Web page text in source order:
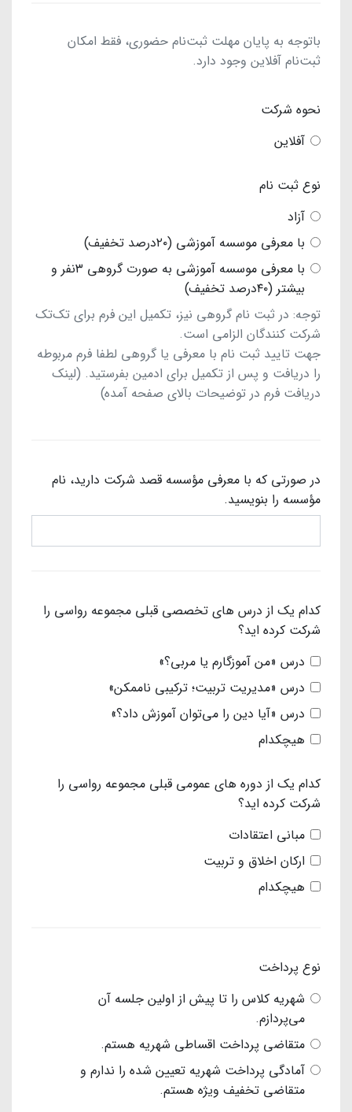
باتوجه به پایان مهلت ثبت‌نام حضوری، فقط امکان
ثبت‌نام آفلاین وجود دارد.
نحوه شرکت
آفلاین
نوع ثبت نام
آزاد
با معرفی موسسه آموزشی (۲۰درصد تخفیف)
با معرفی موسسه آموزشی به صورت گروهی ۳نفر و
بیشتر (۴۰درصد تخفیف)
توجه: در ثبت نام گروهی نیز، تکمیل این فرم برای تک‌تک
شرکت کنندگان الزامی است.
جهت تایید ثبت نام با معرفی یا گروهی لطفا فرم مربوطه
را دریافت و پس از تکمیل برای ادمین بفرستید. (لینک
دریافت فرم در توضیحات بالای صفحه آمده)
در صورتی که با معرفی مؤسسه قصد شرکت دارید، نام
مؤسسه را بنویسید.
کدام یک از درس های تخصصی قبلی مجموعه رواسی را
شرکت کرده اید؟
درس «من آموزگارم یا مربی؟»
درس «مدیریت تربیت؛ ترکیبی ناممکن»
درس «آیا دین را می‎‌توان آموزش داد؟»
هیچکدام
کدام یک از دوره های عمومی قبلی مجموعه رواسی را
شرکت کرده اید؟
مبانی اعتقادات
ارکان اخلاق و تربیت
هیچکدام
نوع پرداخت
شهریه کلاس را تا پیش از اولین جلسه آن
می‌پردازم.
متقاضی پرداخت اقساطی شهریه هستم.
آمادگی پرداخت شهریه تعیین شده را ندارم و
متقاضی تخفیف ویژه هستم.